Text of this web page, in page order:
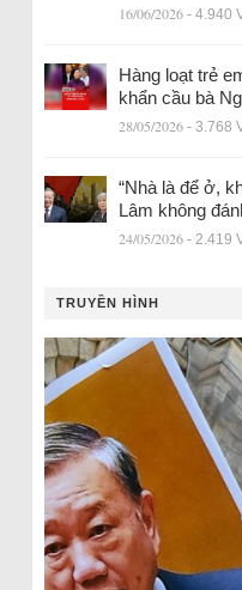
16/06/2026 - 4.940
Hàng loạt trẻ
khẩn cầu bà
28/05/2026 - 3.768
“Nhà là để ở,
Lâm không
24/05/2026 - 2.419
TRUYỀN HÌNH